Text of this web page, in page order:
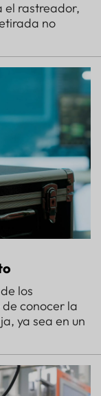
el rastreador,
no
los
conocer la
ya sea en un